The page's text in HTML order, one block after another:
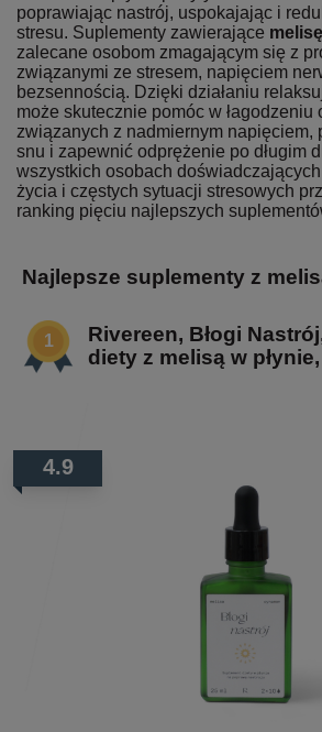
poprawiając nastrój, uspokajając i
stresu. Suplementy zawierające melisę
zalecane osobom zmagającym się z
związanymi ze stresem, napięciem
bezsennością. Dzięki działaniu
może skutecznie pomóc w łagodzeniu
związanych z nadmiernym napięciem,
snu i zapewnić odprężenie po długim
wszystkich osobach
życia i częstych sytuacji stresowych
ranking pięciu najlepszych
Najlepsze suplementy z
Rivereen, Błogi
diety z melisą w płynie,
4.9